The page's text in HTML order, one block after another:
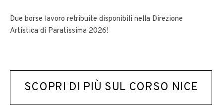
Due borse lavoro retribuite disponibili nella Direzione
Artistica di Paratissima 2026!
SCOPRI DI PIÙ SUL CORSO NICE